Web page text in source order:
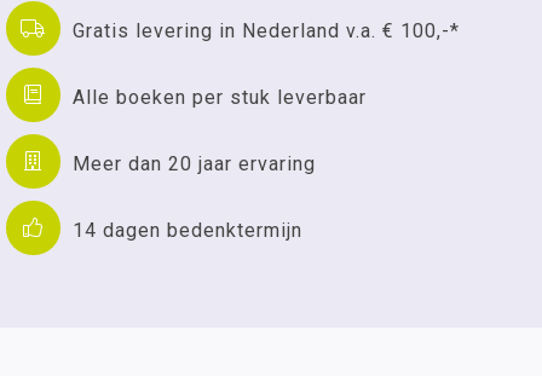
Gratis levering in Nederland v.a. € 100,-*
Alle boeken per stuk leverbaar
Meer dan 20 jaar ervaring
14 dagen bedenktermijn